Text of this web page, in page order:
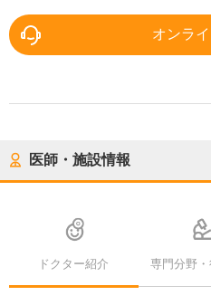
オンラ
医師・施設情報
ドクター紹介 専門分野